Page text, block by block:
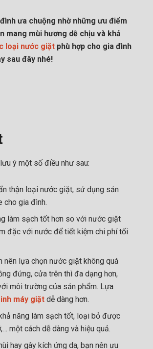
ưa chuộng nhờ những ưu điểm
mùi hương dễ chịu và khả
loại nước giặt phù hợp cho gia đình
sau đây nhé!
ý một số điều như sau:
thận loại nước giặt, sử dụng sản
cho gia đình.
làm sạch tốt hơn so với nước giặt
đặc với nước để tiết kiệm chi phí tối
lựa chọn nước giặt không quá
đứng, cửa trên thì đa dạng hơn,
môi trường của sản phẩm. Lựa
máy giặt dễ dàng hơn.
năng làm sạch tốt, loại bỏ được
một cách dễ dàng và hiệu quả.
hay gây kích ứng da, bạn nên ưu